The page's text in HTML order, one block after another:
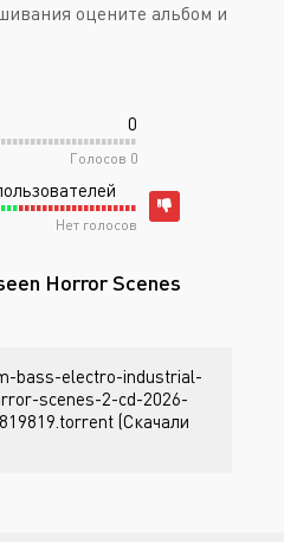
оцените альбом и
0
Голосов 0
Нет голосов
Horror Scenes
bass-electro-industrial-
scenes-2-cd-2026-
(Скачали